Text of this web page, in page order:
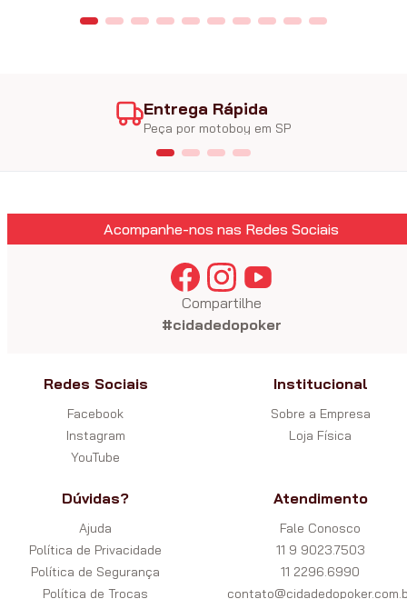
Entrega Rápida
Peça por motoboy em SP
Acompanhe-nos nas Redes Sociais
Compartilhe
#cidadedopoker
Redes Sociais
Facebook
Instagram
YouTube
Institucional
Sobre a Empresa
Loja Física
Dúvidas?
Ajuda
Política de Privacidade
Política de Segurança
Política de Trocas
Atendimento
Fale Conosco
11 9 9023.7503
11 2296.6990